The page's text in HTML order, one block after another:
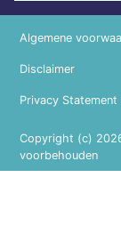
Copyright (c)
voorbehouden
Algemene
Disclaimer
Privacy Statement